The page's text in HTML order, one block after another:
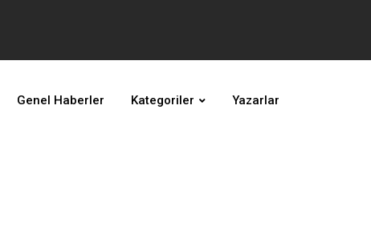
Genel Haberler Kategoriler Yazarlar